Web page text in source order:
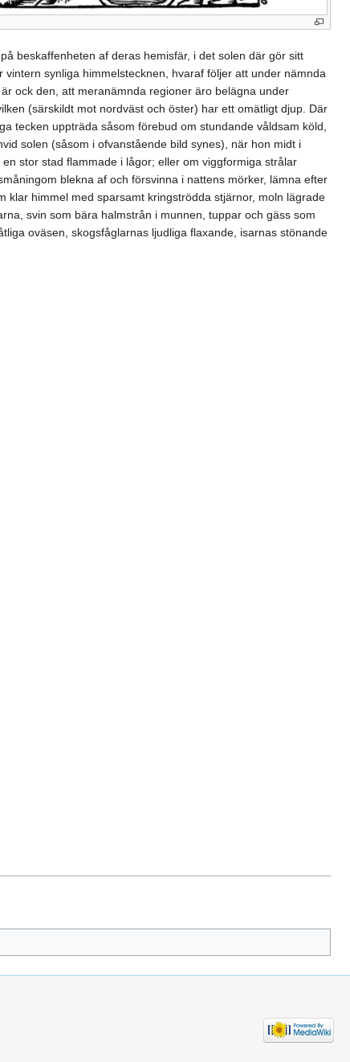
beskaffenheten af deras hemisfär, i det solen där gör sitt
synliga himmelstecknen, hvaraf följer att under nämnda
ock den, att meranämnda regioner äro belägna under
(särskildt mot nordväst och öster) har ett omätligt djup. Där
tecken uppträda såsom förebud om stundande våldsam köld,
solen (såsom i ofvanstående bild synes), när hon midt i
stor stad flammade i lågor; eller om viggformiga strålar
blekna af och försvinna i nattens mörker, lämna efter
klar himmel med sparsamt kringströdda stjärnor, moln lägrade
svin som bära halmstrån i munnen, tuppar och gäss som
oväsen, skogsfåglarnas ljudliga flaxande, isarnas stönande